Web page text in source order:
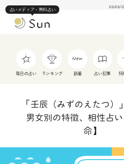
占いメディア・無料占い
毎日の占い ランキング 新着 占い記事 特
「壬辰（みずのえたつ）
男女別の特徴、相性占
命】